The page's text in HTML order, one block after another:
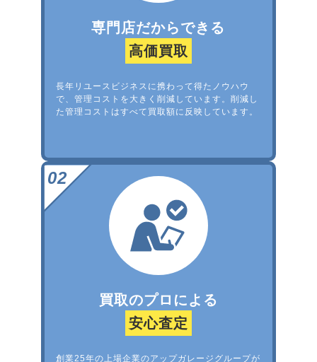
専門店だからできる
高価買取
長年リユースビジネスに携わって得たノウハウ
で、管理コストを大きく削減しています。削減し
た管理コストはすべて買取額に反映しています。
買取のプロによる
安心査定
創業25年の上場企業のアップガレージグループが